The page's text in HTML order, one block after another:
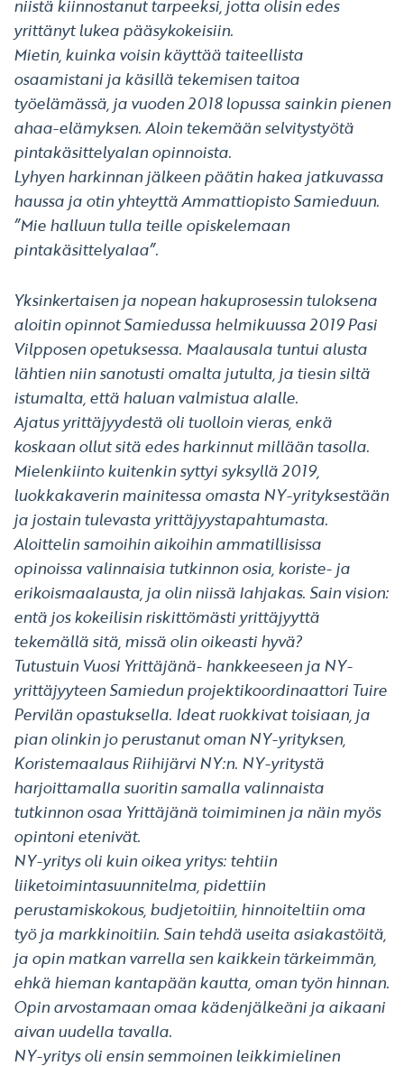
niistä kiinnostanut tarpeeksi, jotta olisin edes
yrittänyt lukea pääsykokeisiin.
Mietin, kuinka voisin käyttää taiteellista
osaamistani ja käsillä tekemisen taitoa
työelämässä, ja vuoden 2018 lopussa sainkin pienen
ahaa-elämyksen. Aloin tekemään selvitystyötä
pintakäsittelyalan opinnoista.
Lyhyen harkinnan jälkeen päätin hakea jatkuvassa
haussa ja otin yhteyttä Ammattiopisto Samieduun.
”Mie halluun tulla teille opiskelemaan
pintakäsittelyalaa”.
Yksinkertaisen ja nopean hakuprosessin tuloksena
aloitin opinnot Samiedussa helmikuussa 2019 Pasi
Vilpposen opetuksessa. Maalausala tuntui alusta
lähtien niin sanotusti omalta jutulta, ja tiesin siltä
istumalta, että haluan valmistua alalle.
Ajatus yrittäjyydestä oli tuolloin vieras, enkä
koskaan ollut sitä edes harkinnut millään tasolla.
Mielenkiinto kuitenkin syttyi syksyllä 2019,
luokkakaverin mainitessa omasta NY-yrityksestään
ja jostain tulevasta yrittäjyystapahtumasta.
Aloittelin samoihin aikoihin ammatillisissa
opinoissa valinnaisia tutkinnon osia, koriste- ja
erikoismaalausta, ja olin niissä lahjakas. Sain vision:
entä jos kokeilisin riskittömästi yrittäjyyttä
tekemällä sitä, missä olin oikeasti hyvä?
Tutustuin Vuosi Yrittäjänä- hankkeeseen ja NY-
yrittäjyyteen Samiedun projektikoordinaattori Tuire
Pervilän opastuksella. Ideat ruokkivat toisiaan, ja
pian olinkin jo perustanut oman NY-yrityksen,
Koristemaalaus Riihijärvi NY:n. NY-yritystä
harjoittamalla suoritin samalla valinnaista
tutkinnon osaa Yrittäjänä toimiminen ja näin myös
opintoni etenivät.
NY-yritys oli kuin oikea yritys: tehtiin
liiketoimintasuunnitelma, pidettiin
perustamiskokous, budjetoitiin, hinnoiteltiin oma
työ ja markkinoitiin. Sain tehdä useita asiakastöitä,
ja opin matkan varrella sen kaikkein tärkeimmän,
ehkä hieman kantapään kautta, oman työn hinnan.
Opin arvostamaan omaa kädenjälkeäni ja aikaani
aivan uudella tavalla.
NY-yritys oli ensin semmoinen leikkimielinen